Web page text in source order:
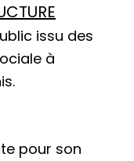
issu des
à
pour son